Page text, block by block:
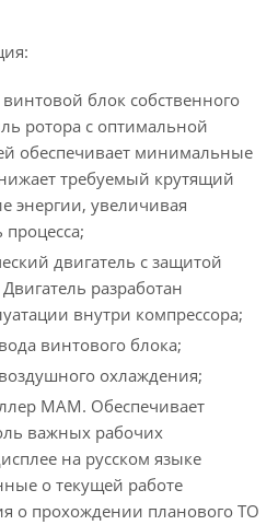
блок собственного
ротора с оптимальной
обеспечивает минимальные
требуемый крутящий
энергии, увеличивая
двигатель с защитой
разработан
внутри компрессора;
винтового блока;
охлаждения;
MAM. Обеспечивает
важных рабочих
на русском языке
о текущей работе
о прохождении планового ТО